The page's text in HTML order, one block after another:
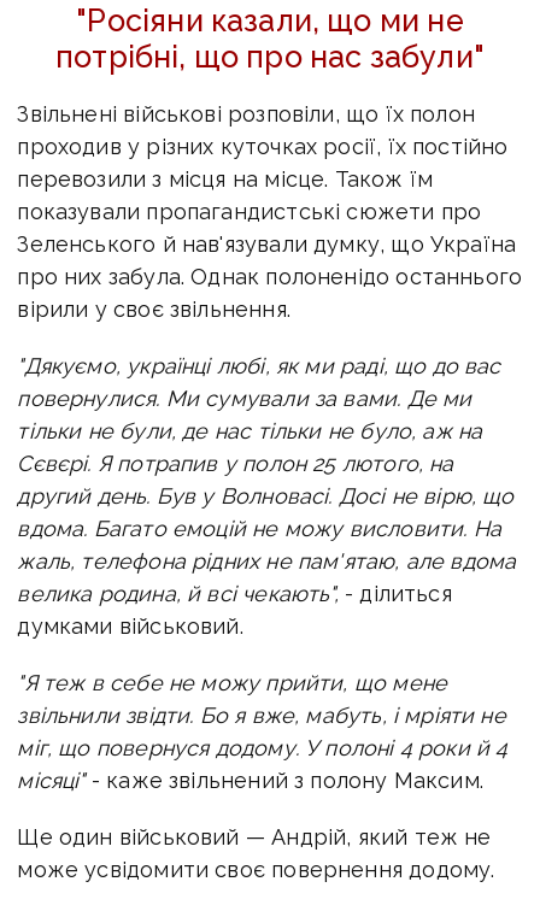
"Росіяни казали, що ми не
потрібні, що про нас забули"
Звільнені військові розповіли, що їх полон
проходив у різних куточках росії, їх постійно
перевозили з місця на місце. Також їм
показували пропагандистські сюжети про
Зеленського й нав'язували думку, що Україна
про них забула. Однак полоненідо останнього
вірили у своє звільнення.
"Дякуємо, українці любі, як ми раді, що до вас
повернулися. Ми сумували за вами. Де ми
тільки не були, де нас тільки не було, аж на
Сєвєрі. Я потрапив у полон 25 лютого, на
другий день. Був у Волновасі. Досі не вірю, що
вдома. Багато емоцій не можу висловити. На
жаль, телефона рідних не пам'ятаю, але вдома
велика родина, й всі чекають",- ділиться
думками військовий.
"Я теж в себе не можу прийти, що мене
звільнили звідти. Бо я вже, мабуть, і мріяти не
міг, що повернуся додому. У полоні 4 роки й 4
місяці"- каже звільнений з полону Максим.
Ще один військовий — Андрій, який теж не
може усвідомити своє повернення додому.